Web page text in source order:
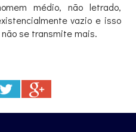
médio, não letrado,
vazio e isso
se transmite mais.